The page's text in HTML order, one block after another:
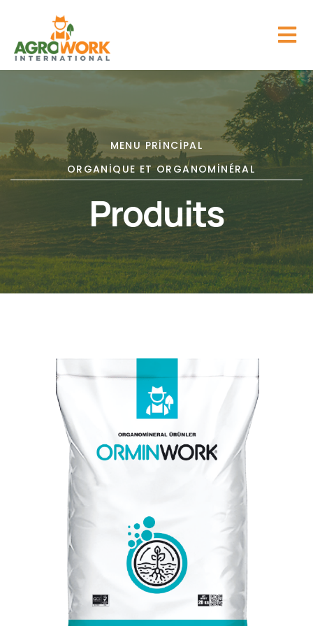
MENU PRINCIPAL
ORGANIQUE ET ORGANOMINÉRAL
Produits